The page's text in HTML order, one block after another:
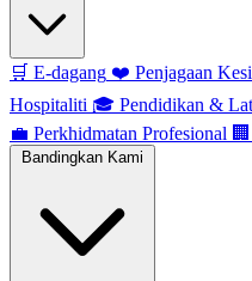
🛒 E-dagang ❤️ Penjagaan
Hospitaliti 🎓 Pendidikan &
💼 Perkhidmatan Profesional 🏢
Bandingkan Kami